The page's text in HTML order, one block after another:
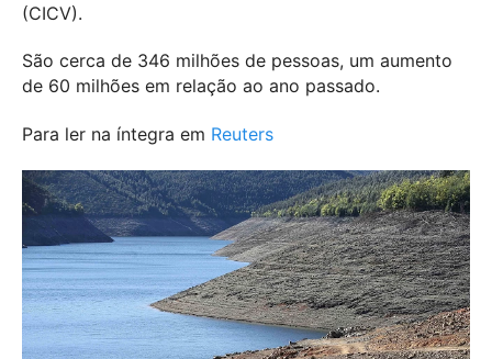
(CICV).
São cerca de 346 milhões de pessoas, um aumento
de 60 milhões em relação ao ano passado.
Para ler na íntegra em Reuters